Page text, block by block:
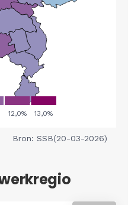
Bron: SSB(20-03-2026)